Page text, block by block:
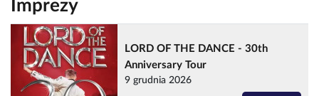
Imprezy
LORD OF THE DANCE - 30th
Anniversary Tour
9 grudnia 2026